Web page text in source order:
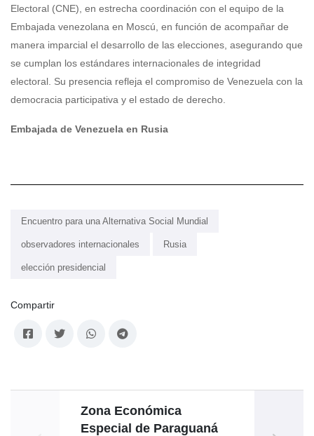
Electoral (CNE), en estrecha coordinación con el equipo de la
Embajada venezolana en Moscú, en función de acompañar de
manera imparcial el desarrollo de las elecciones, asegurando que
se cumplan los estándares internacionales de integridad
electoral. Su presencia refleja el compromiso de Venezuela con la
democracia participativa y el estado de derecho.
Embajada de Venezuela en Rusia
Encuentro para una Alternativa Social Mundial
observadores internacionales Rusia
elección presidencial
Compartir
Zona Económica
Especial de Paraguaná